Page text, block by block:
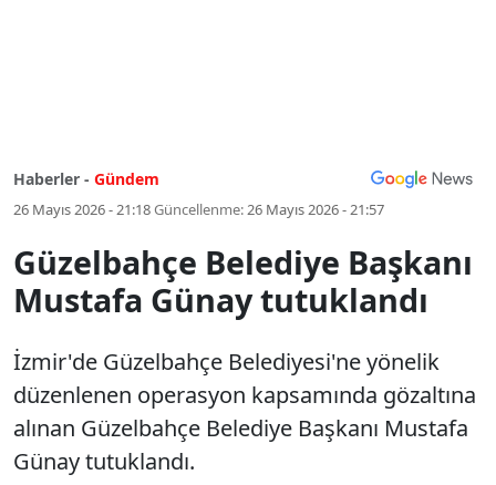
Haberler - Gündem
26 Mayıs 2026 - 21:18Güncellenme:26 Mayıs 2026 - 21:57
Güzelbahçe Belediye Başkanı
Mustafa Günay tutuklandı
İzmir'de Güzelbahçe Belediyesi'ne yönelik
düzenlenen operasyon kapsamında gözaltına
alınan Güzelbahçe Belediye Başkanı Mustafa
Günay tutuklandı.